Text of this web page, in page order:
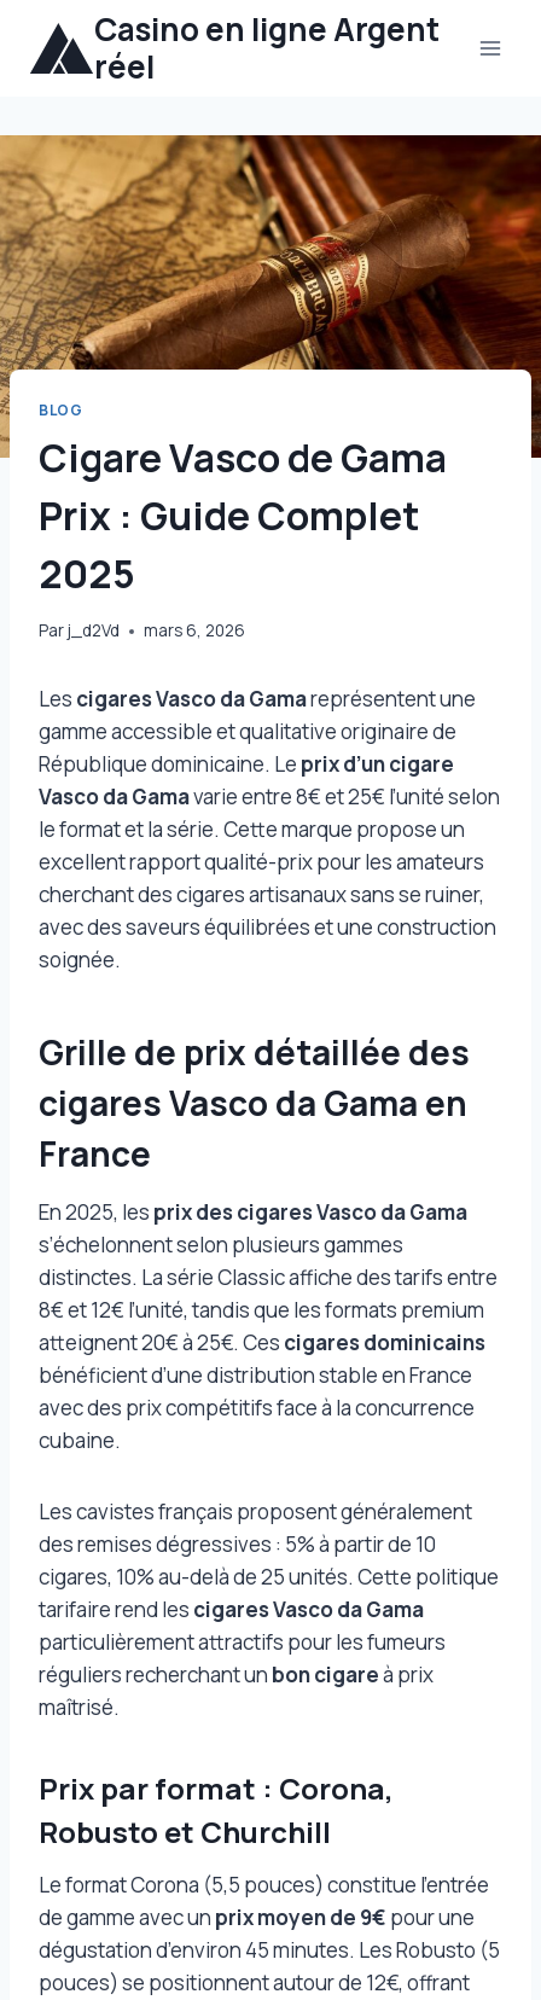
contenu
Casino en ligne Argent
réel
BLOG
Cigare Vasco de Gama
Prix : Guide Complet
2025
Parj_d2Vd mars 6, 2026
Les cigares Vasco da Gamareprésentent une
gamme accessible et qualitative originaire de
République dominicaine. Le prix d’un cigare
Vasco da Gamavarie entre 8€ et 25€ l’unité selon
le format et la série. Cette marque propose un
excellent rapport qualité-prix pour les amateurs
cherchant des cigares artisanaux sans se ruiner,
avec des saveurs équilibrées et une construction
soignée.
Grille de prix détaillée des
cigares Vasco da Gama en
France
En 2025, les prix des cigares Vasco da Gama
s’échelonnent selon plusieurs gammes
distinctes. La série Classic affiche des tarifs entre
8€ et 12€ l’unité, tandis que les formats premium
atteignent 20€ à 25€. Ces cigares dominicains
bénéficient d’une distribution stable en France
avec des prix compétitifs face à la concurrence
cubaine.
Les cavistes français proposent généralement
des remises dégressives : 5% à partir de 10
cigares, 10% au-delà de 25 unités. Cette politique
tarifaire rend les cigares Vasco da Gama
particulièrement attractifs pour les fumeurs
réguliers recherchant un bon cigareà prix
maîtrisé.
Prix par format : Corona,
Robusto et Churchill
Le format Corona (5,5 pouces) constitue l’entrée
de gamme avec un prix moyen de 9€ pour une
dégustation d’environ 45 minutes. Les Robusto (5
pouces) se positionnent autour de 12€, offrant